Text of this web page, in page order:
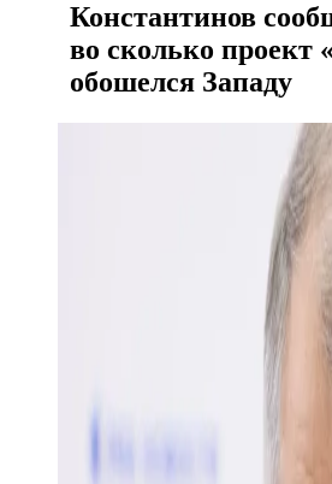
Константинов
во сколько проект
обошелся Западу